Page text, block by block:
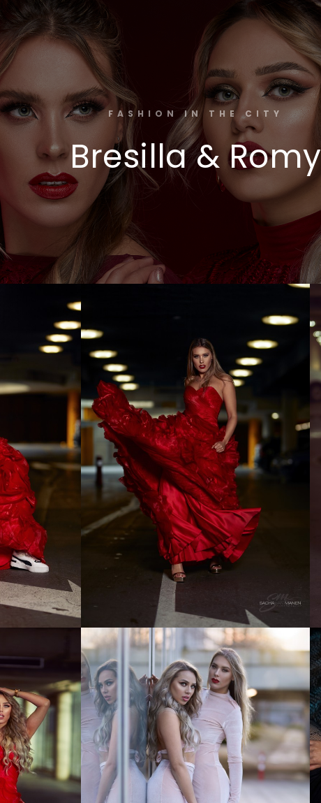
FASHION IN THE CITY
Bresilla & Romy